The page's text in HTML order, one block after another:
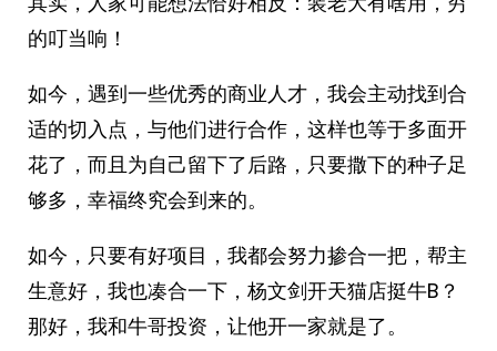
的叮当响！
如今，遇到一些优秀的商业人才，我会主动找到合
适的切入点，与他们进行合作，这样也等于多面开
花了，而且为自己留下了后路，只要撒下的种子足
够多，幸福终究会到来的。
如今，只要有好项目，我都会努力掺合一把，帮主
生意好，我也凑合一下，杨文剑开天猫店挺牛B？
那好，我和牛哥投资，让他开一家就是了。